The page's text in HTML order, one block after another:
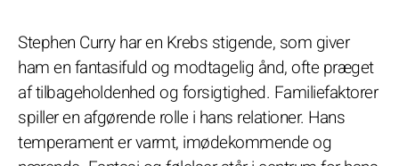
Stephen Curry har en Krebs stigende, som giver
ham en fantasifuld og modtagelig ånd, ofte præget
af tilbageholdenhed og forsigtighed. Familiefaktorer
spiller en afgørende rolle i hans relationer. Hans
temperament er varmt, imødekommende og